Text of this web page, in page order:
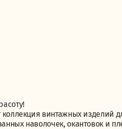
коллекция винтажных изделий
наволочек, окантовок и